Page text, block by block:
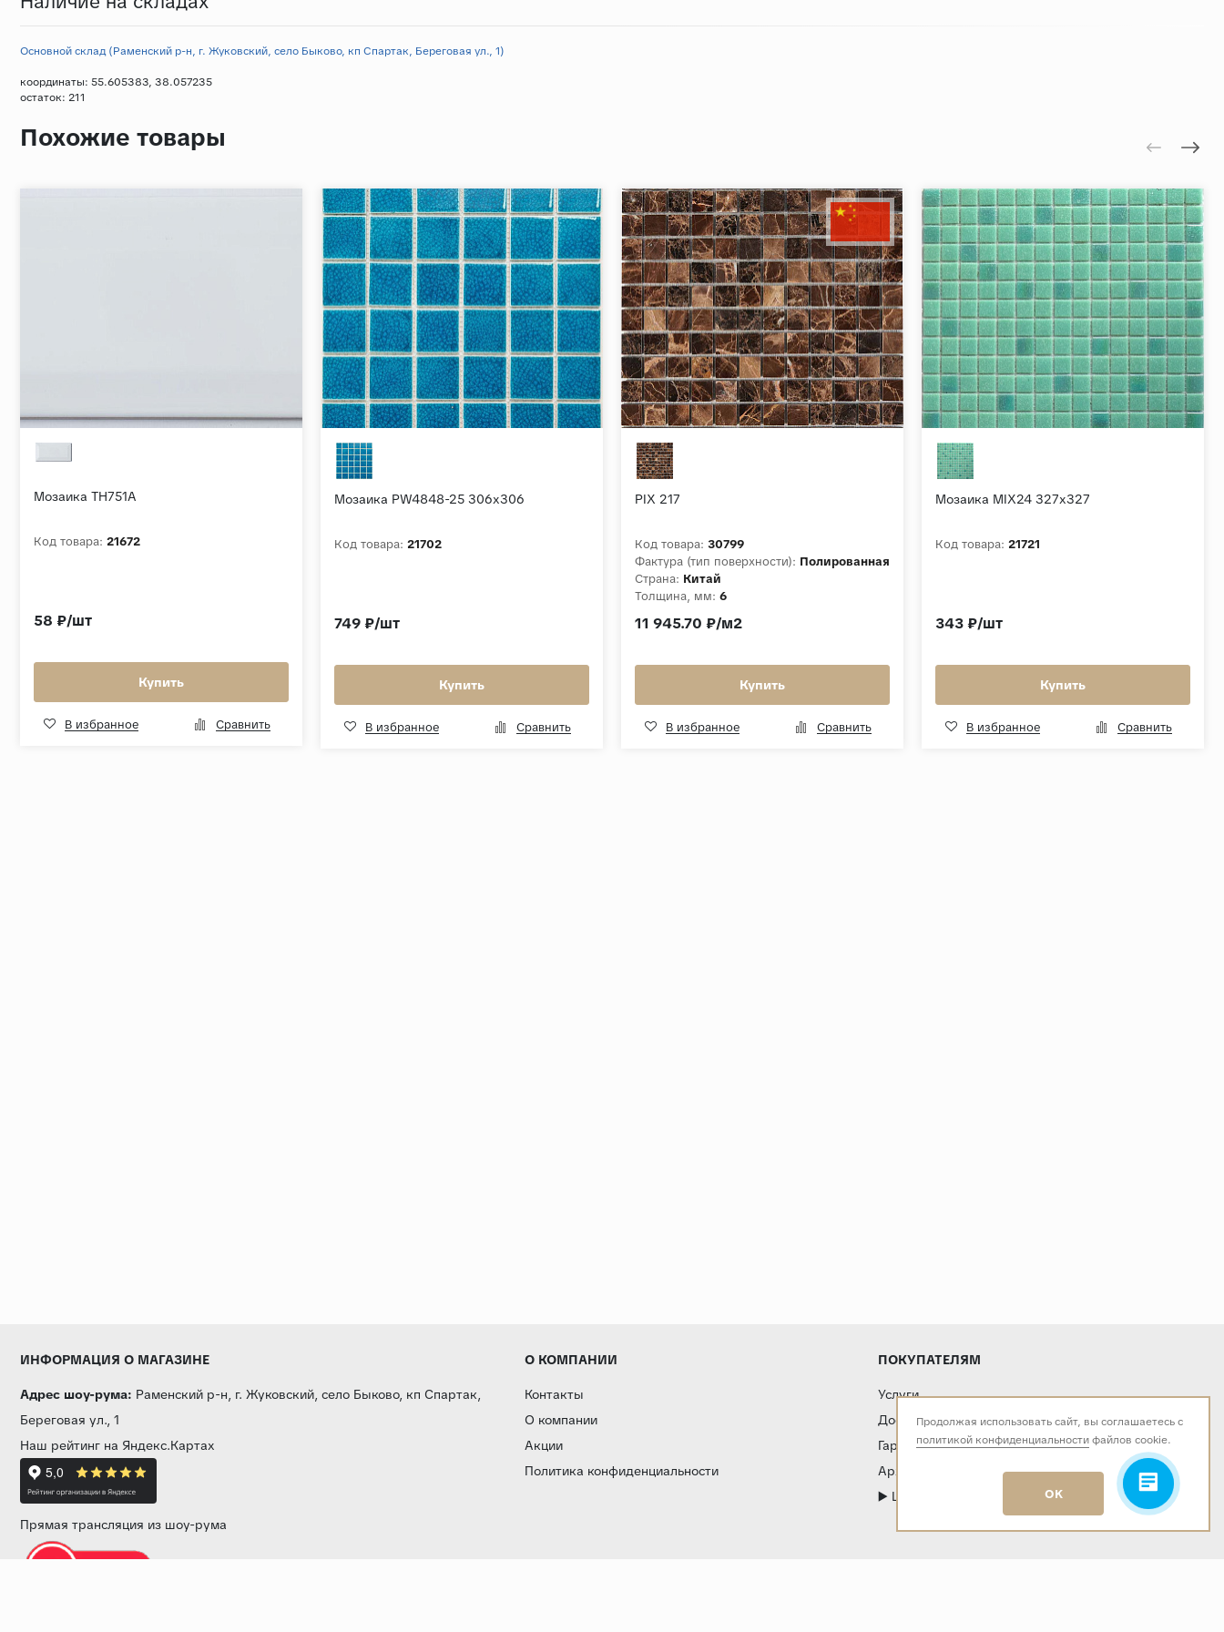
Основной склад (Раменский р-н, г. Жуковский, село Быково, кп Спартак, Береговая ул., 1)
координаты: 55.605383, 38.057235
остаток: 211
Похожие товары
Мозаика TH751A
Код товара: 21672
58 ₽/шт
Купить
В избранное Сравнить
Мозаика PW4848-25 306x306
Код товара: 21702
749 ₽/шт
Купить
В избранное Сравнить
PIX 217
Код товара: 30799
Фактура (тип поверхности): Полированная
Страна: Китай
Толщина, мм: 6
11 945.70 ₽/м2
Купить
В избранное Сравнить
Мозаика MIX24 327x327
Код товара: 21721
343 ₽/шт
Купить
В избранное Сравнить
ИНФОРМАЦИЯ О МАГАЗИНЕ
Адрес шоу-рума: Раменский р-н, г. Жуковский, село Быково, кп Спартак,
Береговая ул., 1
Наш рейтинг на Яндекс.Картах
Прямая трансляция из шоу-рума
О КОМПАНИИ
Контакты
О компании
Акции
Политика конфиденциальности
ПОКУПАТЕЛЯМ
Услуги
Доставка и оплата
Гарантия и возврат
Архитекторам и дизайнерам
▶️ LIVE
Продолжая использовать сайт, вы соглашаетесь с
политикой конфиденциальностифайлов cookie.
OK